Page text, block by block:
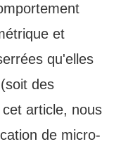
et
qu'elles
des
article, nous
de micro-